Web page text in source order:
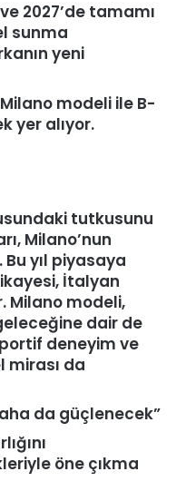
2027’de tamamı
sunma
yeni
modeli ile B-
yer alıyor.
tutkusunu
Milano’nun
yıl piyasaya
İtalyan
Milano modeli,
dair de
deneyim ve
mirası da
da güçlenecek”
öne çıkma